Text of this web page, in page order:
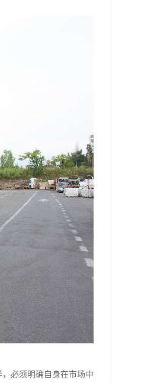
必须明确自身在市场中